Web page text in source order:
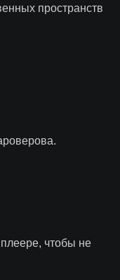
пространств
чтобы не